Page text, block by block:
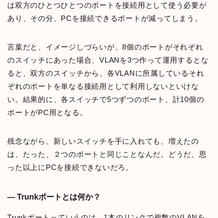
は双方のひとつひとつのポートを接続用として使う必要が
あり、その分、PCを接続できるポートが減ってしまう。
言葉だと、イメージしづらいが、8個のポートがそれぞれ
のスイッチにあった場合、VLANを3つ作って運用するとな
ると、双方のスイッチから、各VLANに所属しているそれ
ぞれのポートを単なる接続用として利用しないといけな
い。結果的に、各スイッチで5つずつのポート、計10個の
ポートがPC用となる。
残念ながら、新しいスイッチを手に入れても、増えたの
は、たった、２つのポートと同じことなんだ。どうだ、思
った以上にPCを接続できないだろ。
— Trunkポートとは何か？